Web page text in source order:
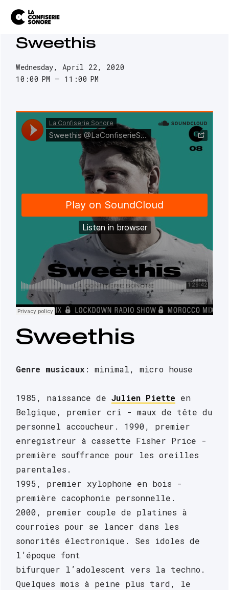
Sweethis
Wednesday, April 22, 2020
10:00 PM
11:00 PM
Sweethis
Genre musicaux : minimal, micro house
1985, naissance de Julien Piette en
Belgique, premier cri - maux de tête du
personnel accoucheur. 1990, premier
enregistreur à cassette Fisher Price -
première souffrance pour les oreilles
parentales.
1995, premier xylophone en bois -
première cacophonie personnelle.
2000, premier couple de platines à
courroies pour se lancer dans les
sonorités électronique. Ses idoles de
l’époque font
bifurquer l’adolescent vers la techno.
Quelques mois à peine plus tard, le